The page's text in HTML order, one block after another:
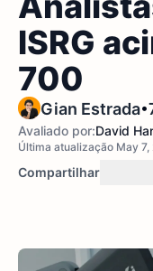
ISRG
700
Gian Estrada•
Avaliado por:David
Última atualização May 7,
Compartilhar